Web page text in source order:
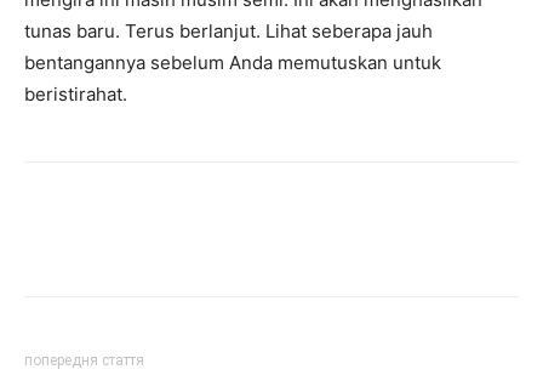
tunas baru. Terus berlanjut. Lihat seberapa jauh
bentangannya sebelum Anda memutuskan untuk
beristirahat.
попередня стаття